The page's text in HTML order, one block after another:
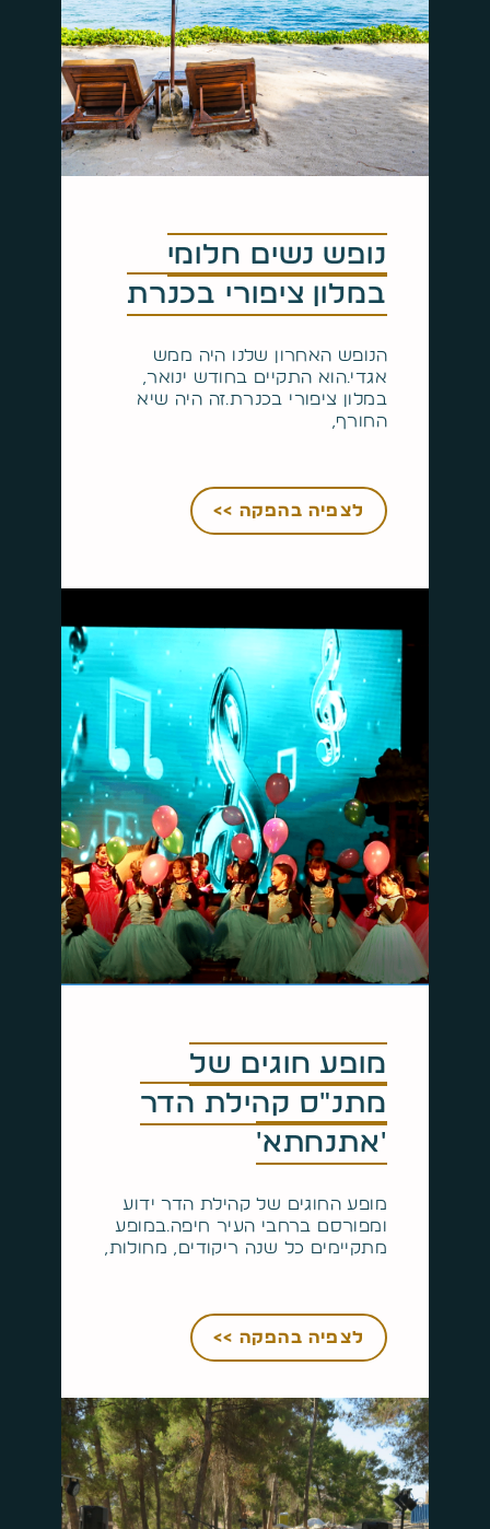
נופש נשים חלומי
במלון ציפורי בכנרת
הנופש האחרון שלנו היה ממש
אגדי.הוא התקיים בחודש ינואר,
במלון ציפורי בכנרת.זה היה שיא
החורף,
לצפיה בהפקה >>
מופע חוגים של
מתנ"ס קהילת הדר
'אתנחתא'
מופע החוגים של קהילת הדר ידוע
ומפורסם ברחבי העיר חיפה.במופע
מתקיימים כל שנה ריקודים, מחולות,
לצפיה בהפקה >>